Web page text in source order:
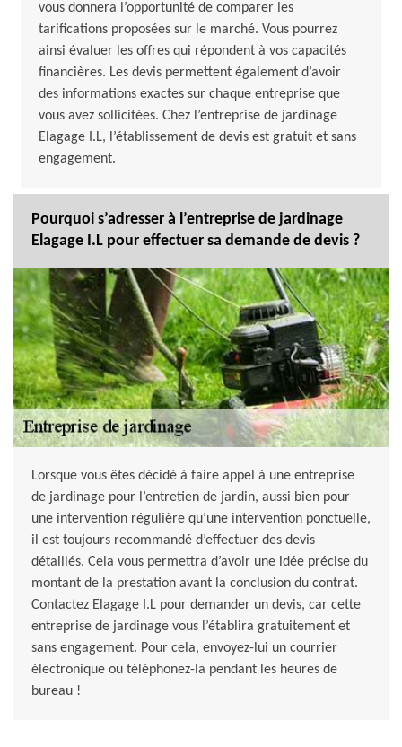
vous donnera l’opportunité de comparer les
tarifications proposées sur le marché. Vous pourrez
ainsi évaluer les offres qui répondent à vos capacités
financières. Les devis permettent également d’avoir
des informations exactes sur chaque entreprise que
vous avez sollicitées. Chez l’entreprise de jardinage
Elagage I.L, l’établissement de devis est gratuit et sans
engagement.
Pourquoi s’adresser à l’entreprise de jardinage
Elagage I.L pour effectuer sa demande de devis ?
Lorsque vous êtes décidé à faire appel à une entreprise
de jardinage pour l’entretien de jardin, aussi bien pour
une intervention régulière qu’une intervention ponctuelle,
il est toujours recommandé d’effectuer des devis
détaillés. Cela vous permettra d’avoir une idée précise du
montant de la prestation avant la conclusion du contrat.
Contactez Elagage I.L pour demander un devis, car cette
entreprise de jardinage vous l’établira gratuitement et
sans engagement. Pour cela, envoyez-lui un courrier
électronique ou téléphonez-la pendant les heures de
bureau !